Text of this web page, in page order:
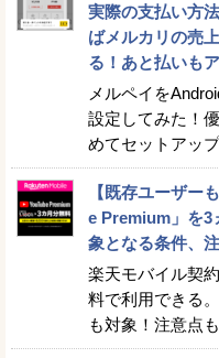
実際の支払い方
ばメルカリの売
る！あと払いも
メルペイを
設定してみた！
めてセットアッ
【既存ユーザー
e Premium」を3
象となる条件、
楽天モバイル契
料で利用できる
も対象！注意点